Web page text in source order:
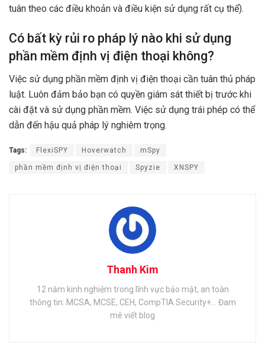
tuân theo các điều khoản và điều kiện sử dụng rất cụ thể).
Có bất kỳ rủi ro pháp lý nào khi sử dụng
phần mềm định vị điện thoại không?
Việc sử dụng phần mềm định vị điện thoại cần tuân thủ pháp
luật. Luôn đảm bảo bạn có quyền giám sát thiết bị trước khi
cài đặt và sử dụng phần mềm. Việc sử dụng trái phép có thể
dẫn đến hậu quả pháp lý nghiêm trọng.
Tags: FlexiSPY Hoverwatch mSpy
phần mềm định vị điện thoại Spyzie XNSPY
Thanh Kim
12 năm kinh nghiệm trong lĩnh vực bảo mật, an toàn
thông tin: MCSA, MCSE, CEH, CompTIA Security+... Đam
mê viết blog